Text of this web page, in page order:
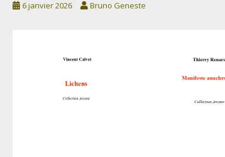
6 janvier 2026 Bruno Geneste